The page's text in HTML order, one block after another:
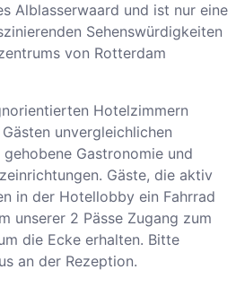
Alblasserwaard und ist nur eine
Sehenswürdigkeiten
von Rotterdam
Hotelzimmern
unvergleichlichen
Gastronomie und
Gäste, die aktiv
in der Hotellobby ein Fahrrad
unserer 2 Pässe Zugang zum
die Ecke erhalten. Bitte
an der Rezeption.